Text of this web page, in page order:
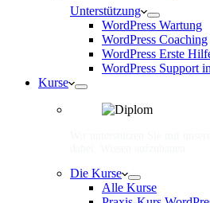
Unterstützung
WordPress Wartung
WordPress Coaching
WordPress Erste
WordPress Support
Kurse
Die Kurse
Alle Kurse